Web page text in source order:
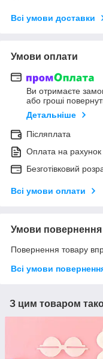
Всі умови доставки
Умови оплати
Ви отримаєте
або гроші
Детальніше
Післяплата
Оплата на рахунок
Безготівковий
Всі умови оплати
Умови повернення
Повернення товару
Всі умови
З цим товаром